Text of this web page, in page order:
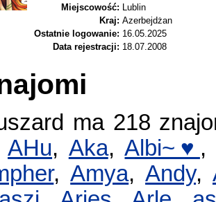
Miejscowość: Lublin
Kraj: Azerbejdżan
Ostatnie logowanie: 16.05.2025
Data rejestracji: 18.07.2008
ma 218
AHu, Aka,Albi~♥ ,
,Amya,Andy,